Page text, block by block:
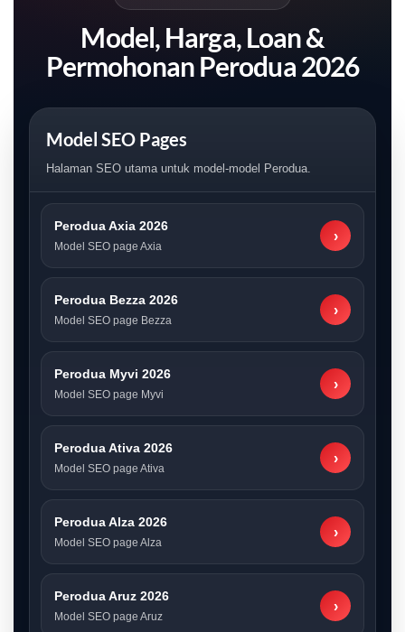
Model, Harga, Loan &
Permohonan Perodua 2026
Model SEO Pages
Halaman SEO utama untuk model-model Perodua.
Perodua Axia 2026
Model SEO page Axia
›
Perodua Bezza 2026
Model SEO page Bezza
›
Perodua Myvi 2026
Model SEO page Myvi
›
Perodua Ativa 2026
Model SEO page Ativa
›
Perodua Alza 2026
Model SEO page Alza
›
Perodua Aruz 2026
Model SEO page Aruz
›